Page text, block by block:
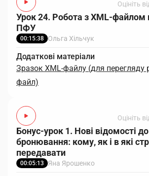
Оцініть
Урок 24. Робота з XML-файлом
ПФУ
00:15:38 Ольга Хільчук
Додаткові матеріали
Зразок XML-файлу (для перегляду
файл)
Оцініть
Бонус-урок 1. Нові відомості
бронювання: кому, як і в які
передавати
00:05:13 Яна Ярошенко